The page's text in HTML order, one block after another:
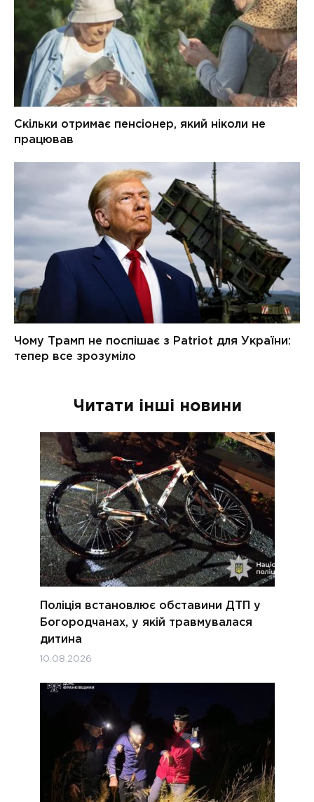
Читати інші новини
Поліція встановлює обставини ДТП у
Богородчанах, у якій травмувалася
дитина
10.08.2026